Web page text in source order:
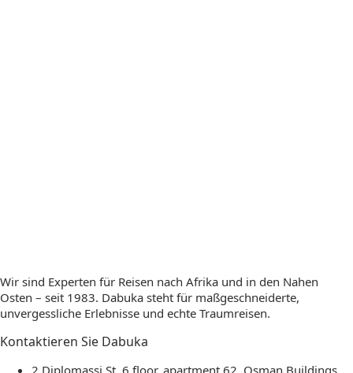
Wir sind Experten für Reisen nach Afrika und in den Nahen
Osten – seit 1983. Dabuka steht für maßgeschneiderte,
unvergessliche Erlebnisse und echte Traumreisen.
Kontaktieren Sie Dabuka
2 Diplomassi St, 6 floor, apartment 62, Osman Buildings,